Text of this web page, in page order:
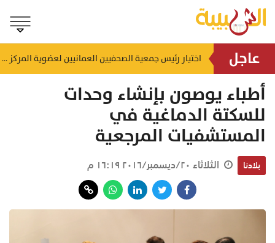
عاجل إنجاز بحري جديد.. القبطان محمد البوسعيدي أول عُماني يقود ناقلة منتجات نفطية متوسطة المدى منذ ١١ ساعة اختيار رئيس جمعية الصحفيين العمانيين لعضوية المركز الدولي لمكافحة التضليل (ICCMD)
أطباء يوصون بإنشاء وحدات
للسكتة الدماغية في
المستشفيات المرجعية
بلادنا الثلاثاء ٢٠/ديسمبر/٢٠١٦ ١٦:١٩ م